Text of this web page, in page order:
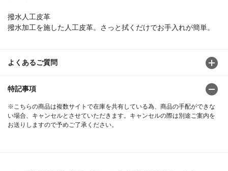
撥水人工皮革
撥水加工を施した人工皮革。さっと拭くだけでお手入れが簡単。
よくあるご質問
特記事項
※こちらの商品は複数サイトで在庫を共有している為、商品の手配ができな
い場合、キャンセルとさせていただきます。キャンセルの際は別途ご案内を
お送りしますので予めご了承ください。